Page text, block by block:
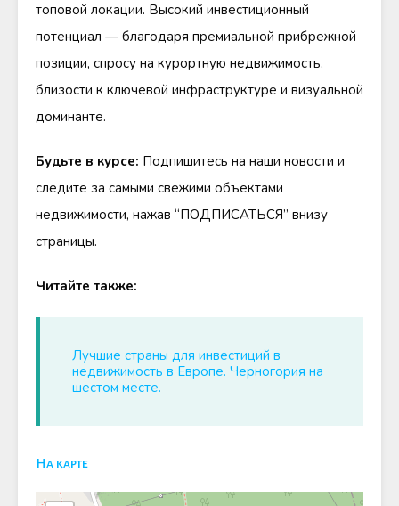
топовой локации. Высокий инвестиционный
потенциал — благодаря премиальной прибрежной
позиции, спросу на курортную недвижимость,
близости к ключевой инфраструктуре и визуальной
доминанте.
Будьте в курсе: Подпишитесь на наши новости и
следите за самыми свежими объектами
недвижимости, нажав “ПОДПИСАТЬСЯ” внизу
страницы.
Читайте также:
Лучшие страны для инвестиций в
недвижимость в Европе. Черногория на
шестом месте.
На карте